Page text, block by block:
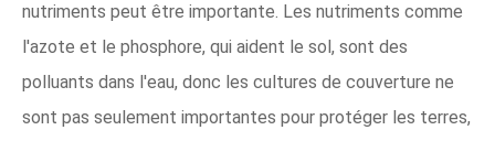
nutriments peut être importante. Les nutriments comme
l'azote et le phosphore, qui aident le sol, sont des
polluants dans l'eau, donc les cultures de couverture ne
sont pas seulement importantes pour protéger les terres,